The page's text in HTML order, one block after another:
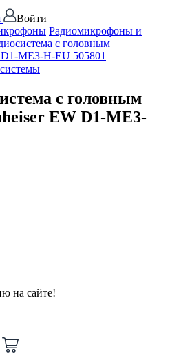
Войти
Радиомикрофоны и
с головным
ME3-H-EU 505801
с головным
EW D1-ME3-
на сайте!